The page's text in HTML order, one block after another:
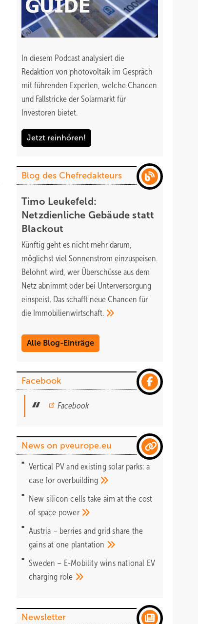
In diesem Podcast analysiert die
Redaktion von photovoltaik im Gespräch
mit führenden Experten, welche Chancen
und Fallstricke der Solarmarkt für
Investoren bietet.
Jetzt reinhören!
Blog des Chefredakteurs
Timo Leukefeld:
Netzdienliche Gebäude statt
Blackout
Künftig geht es nicht mehr darum,
möglichst viel Sonnenstrom einzuspeisen.
Belohnt wird, wer Überschüsse aus dem
Netz abnimmt oder bei Unterversorgung
einspeist. Das schafft neue Chancen für
die Immobilienwirtschaft.
Alle Blog-Einträge
Facebook
Facebook
News on pveurope.eu
Vertical PV and existing solar parks: a
case for overbuilding
New silicon cells take aim at the cost
of space power
Austria – berries and grid share the
gains at one plantation
Sweden – E-Mobility wins national EV
charging role
Newsletter